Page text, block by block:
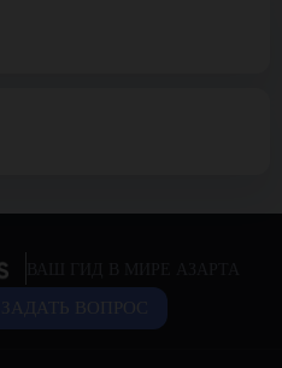
ЗАДАТЬ ВОПРОС